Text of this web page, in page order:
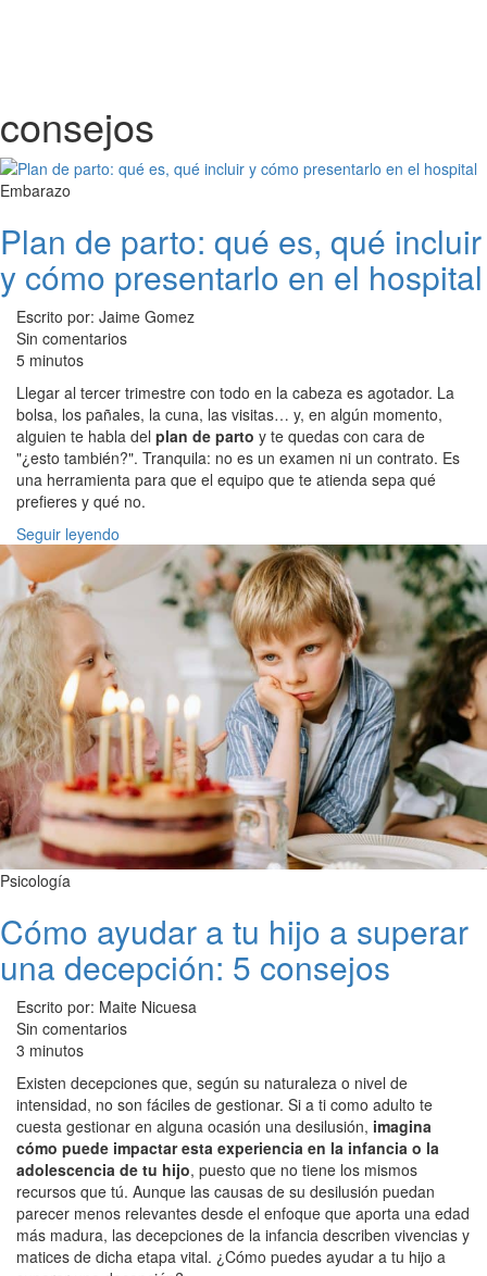
consejos
Embarazo
Plan de parto: qué es, qué incluir
y cómo presentarlo en el hospital
Escrito por: Jaime Gomez
Sin comentarios
5 minutos
Llegar al tercer trimestre con todo en la cabeza es agotador. La
bolsa, los pañales, la cuna, las visitas… y, en algún momento,
alguien te habla del plan de parto y te quedas con cara de
"¿esto también?". Tranquila: no es un examen ni un contrato. Es
una herramienta para que el equipo que te atienda sepa qué
prefieres y qué no.
Seguir leyendo
Psicología
Cómo ayudar a tu hijo a superar
una decepción: 5 consejos
Escrito por: Maite Nicuesa
Sin comentarios
3 minutos
Existen decepciones que, según su naturaleza o nivel de
intensidad, no son fáciles de gestionar. Si a ti como adulto te
cuesta gestionar en alguna ocasión una desilusión, imagina
cómo puede impactar esta experiencia en la infancia o la
adolescencia de tu hijo, puesto que no tiene los mismos
recursos que tú. Aunque las causas de su desilusión puedan
parecer menos relevantes desde el enfoque que aporta una edad
más madura, las decepciones de la infancia describen vivencias y
matices de dicha etapa vital. ¿Cómo puedes ayudar a tu hijo a